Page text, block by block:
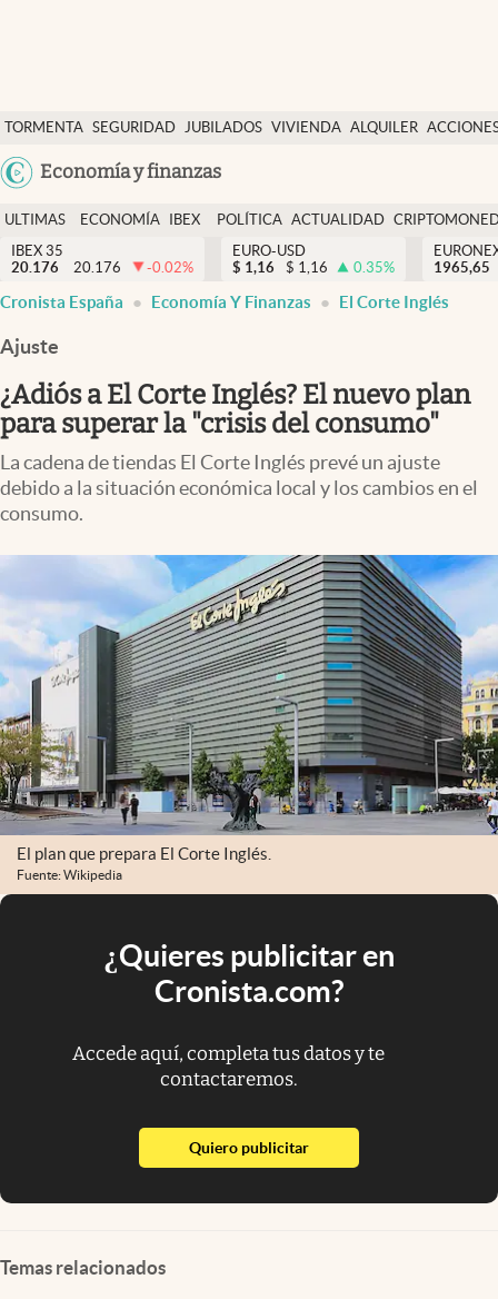
TORMENTA SEGURIDAD JUBILADOS VIVIENDA ALQUILER
USA
Colombia
Economía y finanzas
Economía y finanzas
Política
Actualidad
Criptomonedas
España
ULTIMAS
NOTICIAS
ECONOMÍA
FINANZAS
IBEX
EURO
POLÍTICA ACTUALIDAD
IBEX 35
20.176
20.176 -0.02%
EURO-USD
$ 1,16 $ 1,16 0.35%
1965,65
Cronista España Economía Y Finanzas El Corte Inglés
Ajuste
¿Adiós a El Corte Inglés? El nuevo plan
para superar la "crisis del consumo"
La cadena de tiendas El Corte Inglés prevé un ajuste
debido a la situación económica local y los cambios en el
consumo.
El plan que prepara El Corte Inglés.
Fuente: Wikipedia
¿Quieres publicitar en
Cronista.com?
Accede aquí, completa tus datos y te
contactaremos.
Quiero publicitarabre en nueva pestaña
Temas relacionados